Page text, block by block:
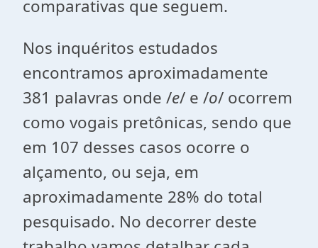
comparativas que seguem.
Nos inquéritos estudados
encontramos aproximadamente
381 palavras onde /e/ e /o/ ocorrem
como vogais pretônicas, sendo que
em 107 desses casos ocorre o
alçamento, ou seja, em
aproximadamente 28% do total
pesquisado. No decorrer deste